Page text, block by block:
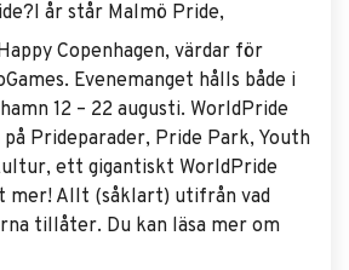
år står Malmö Pride,
Copenhagen, värdar för
Evenemanget hålls både i
12 – 22 augusti. WorldPride
Prideparader, Pride Park, Youth
ett gigantiskt WorldPride
mer! Allt (såklart) utifrån vad
tillåter. Du kan läsa mer om